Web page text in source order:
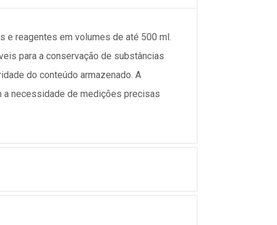
e reagentes em volumes de até 500 ml.
para a conservação de substâncias
do conteúdo armazenado. A
a necessidade de medições precisas